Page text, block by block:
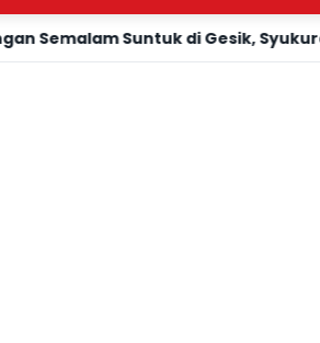
di Gesik, Syukuran Panen